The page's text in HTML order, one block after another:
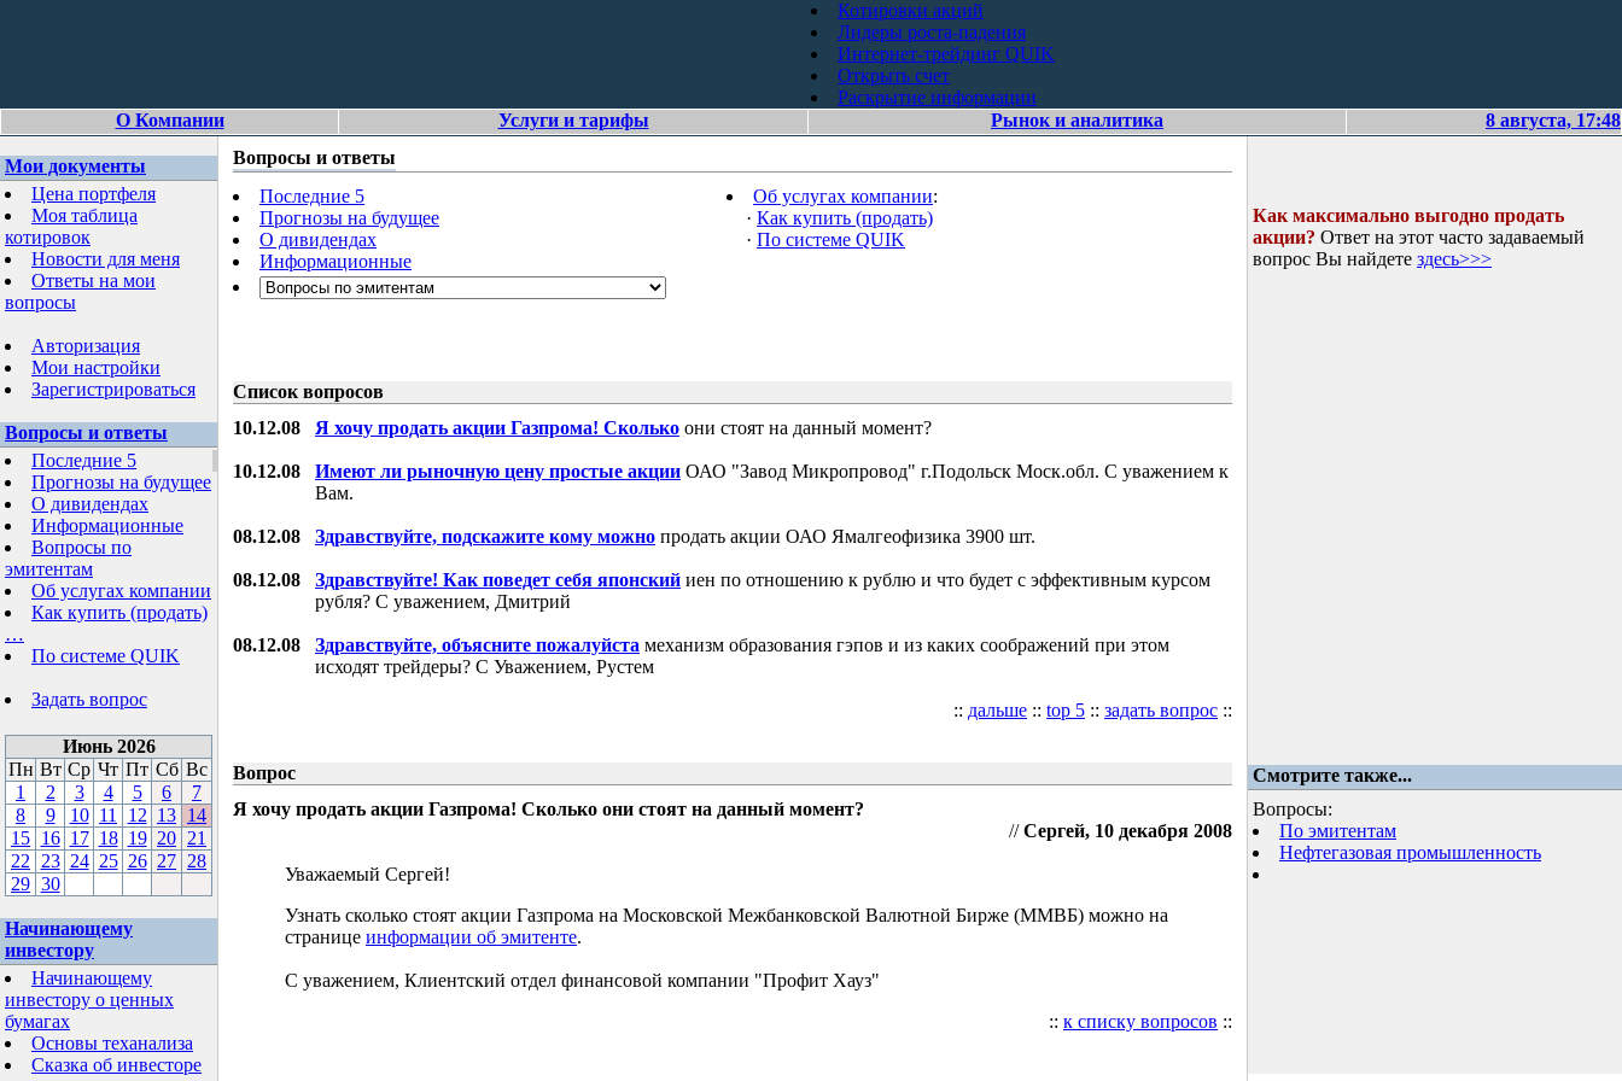
Котировки акций
Лидеры роста-падения
Интернет-трейдинг QUIK
Открыть счет
Раскрытие информации
О Компании
Услуги и тарифы Рынок и аналитика 8 августа, 17:48
Мои документы
Цена портфеля
Моя таблица
котировок
Новости для меня
Ответы на мои
вопросы
Авторизация
Мои настройки
Зарегистрироваться
Вопросы и ответы
Последние 5
Прогнозы на будущее
О дивидендах
Информационные
Вопросы по
эмитентам
Об услугах компании
Как купить (продать)
…
По системе QUIK
Задать вопрос
Июнь 2026
Пн Вт Ср Чт Пт Сб Вс
1
2 3 4 5 6
7
8
9 10 11 12 13 14
15 16 17 18 19 20 21
22
23 24 25 26 27 28
29 30
Начинающему
инвестору
Начинающему
инвестору о ценных
бумагах
Основы теханализа
Сказка об инвесторе
Вопросы и ответы
Последние 5
Прогнозы на будущее
О дивидендах
Информационные
Об услугах компании:
· Как купить (продать)
· По системе QUIK
Список вопросов
10.12.08 Я хочу продать акции Газпрома! Сколько они стоят на данный момент?
10.12.08 Имеют ли рыночную цену простые акции ОАО "Завод Микропровод" г.Подольск Моск.обл. С уважением к
Вам.
08.12.08 Здравствуйте, подскажите кому можно продать акции ОАО Ямалгеофизика 3900 шт.
08.12.08 Здравствуйте! Как поведет себя японский иен по отношению к рублю и что будет с эффективным курсом
рубля? С уважением, Дмитрий
08.12.08 Здравствуйте, объясните пожалуйста механизм образования гэпов и из каких соображений при этом
исходят трейдеры? С Уважением, Рустем
:: дальше :: top 5 :: задать вопрос ::
Как максимально выгодно продать
акции? Ответ на этот часто задаваемый
вопрос Вы найдете здесь>>>
Вопрос
Смотрите также...
Я хочу продать акции Газпрома! Сколько они стоят на данный момент?
//Сергей, 10 декабря 2008
Уважаемый Сергей!
Узнать сколько стоят акции Газпрома на Московской Межбанковской Валютной Бирже (ММВБ) можно на
странице информации об эмитенте.
С уважением, Клиентский отдел финансовой компании "Профит Хауз"
:: к списку вопросов ::
Вопросы:
По эмитентам
Нефтегазовая промышленность